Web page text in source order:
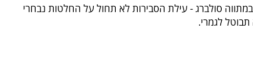
סולברג - עילת הסבירות לא תחול על החלטות נבחרי
תבוטל לגמרי.